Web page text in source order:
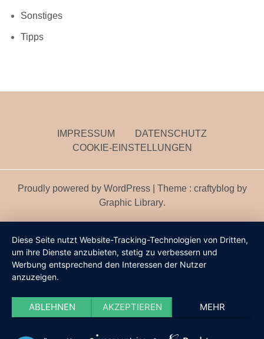
Sonstiges
Tipps
IMPRESSUM
DATENSCHUTZ
COOKIE-EINSTELLUNGEN
Proudly powered by WordPress
Theme : craftyblog by
Graphic Library.
Diese Seite nutzt Website-Tracking-Technologien von Dritten,
um ihre Dienste anzubieten, stetig zu verbessern und
Werbung entsprechend den Interessen der Nutzer
anzuzeigen.
ABLEHNEN AKZEPTIEREN MEHR